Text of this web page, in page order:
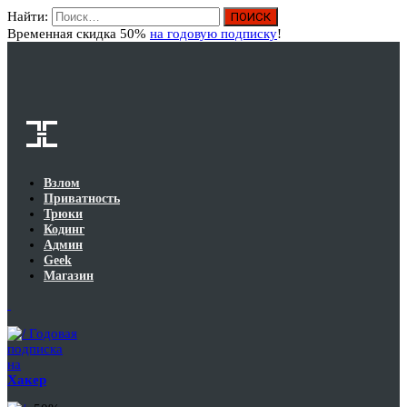
Найти:
Временная скидка 50% на годовую подписку!
Взлом
Приватность
Трюки
Кодинг
Админ
Geek
Магазин
Годовая
подписка
на
Хакер